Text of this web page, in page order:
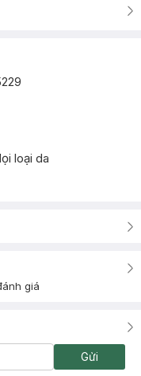
loại da
giá
Gửi